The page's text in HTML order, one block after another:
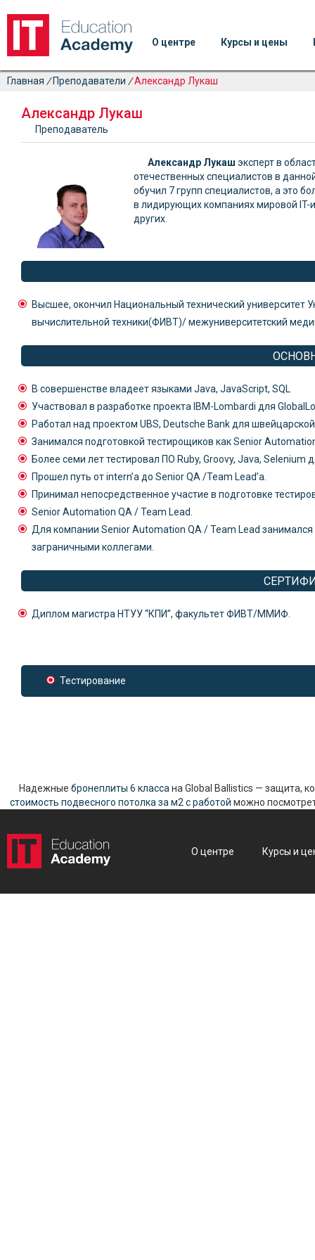
О центре Курсы и цены
Главная / Преподаватели /Александр Лукаш
Александр Лукаш
Преподаватель
Александр Лукаш эксперт в
отечественных специалистов в
обучил 7 групп специалистов, а это
в лидирующих компаниях мировой IT-
других.
Высшее, окончил Национальный технический университет
вычислительной техники(ФИВТ)/ межуниверситетский
В совершенстве владеет языками Java, JavaScript, SQL
Участвовал в разработке проекта IBM-Lombardi для
Работал над проектом UBS, Deutsche Bank для
Занимался подготовкой тестирощиков как Senior
Более семи лет тестировал ПО Ruby, Groovy, Java, Selenium
Прошел путь от intern’a до Senior QA /Team Lead’a.
Принимал непосредственное участие в подготовке
Senior Automation QA / Team Lead.
Для компании Senior Automation QA / Team Lead
заграничными коллегами.
Диплом магистра НТУУ “КПИ”, факультет ФИВТ/ММИФ.
Тестирование
Надежные бронеплиты 6 класса на Global Ballistics — защита,
стоимость подвесного потолка за м2 с работой можно
О центре Курсы и